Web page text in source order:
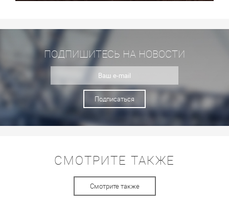
ПОДПИШИТЕСЬ НА НОВОСТИ
Подписаться
СМОТРИТЕ ТАКЖЕ
Смотрите также